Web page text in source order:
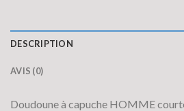
DESCRIPTION
AVIS (0)
Doudoune à capuche HOMME